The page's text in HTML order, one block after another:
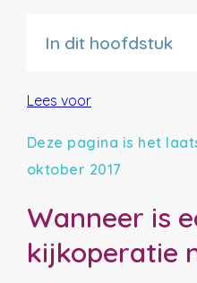
In dit hoofdstuk
Lees voor
Deze pagina is het
oktober 2017
Wanneer is
kijkoperatie